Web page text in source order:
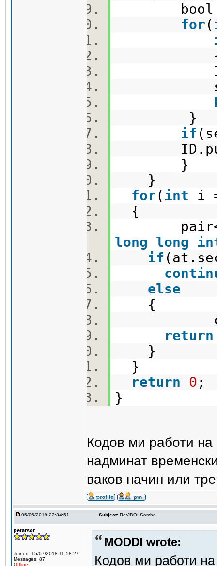
bool
for(
}
if
}
}
for( int i
{
long
long
if
else
{
return
}
}
return
0
}
Кодов ми работи
надминат
ваков начин или
05/06/2019 23:34:51 Subject: Re:JBOI-Samba
petarsor
Joined: 15/07/2018 11:58:27
Messages: 87
Offline
MODDI wrote:
Кодов ми работи